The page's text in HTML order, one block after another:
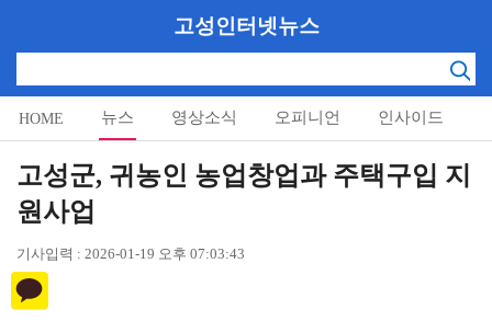
고성인터넷뉴스
HOME 뉴스 영상소식 오피니언 인사이드
알림마당
고성군, 귀농인 농업창업과 주택구입 지
원사업
기사입력 : 2026-01-19 오후 07:03:43